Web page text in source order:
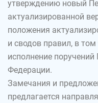
утверждению новый
актуализированной
положения
и сводов правил, в
исполнение
Федерации.
Замечания и
предлагается